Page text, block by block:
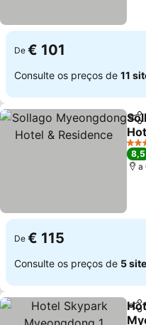
De € 101
Consulte os preços de 11
4
8,5
a
De € 115
Consulte os preços de 5